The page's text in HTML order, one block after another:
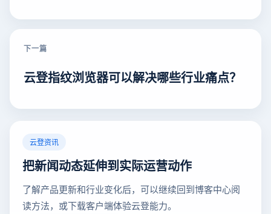
下一篇
云登指纹浏览器可以解决哪些行业痛点？
云登资讯
把新闻动态延伸到实际运营动作
了解产品更新和行业变化后，可以继续回到博客中心阅
读方法，或下载客户端体验云登能力。